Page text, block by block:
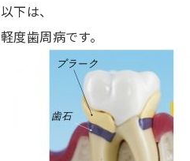
以下は、
軽度歯周病です。